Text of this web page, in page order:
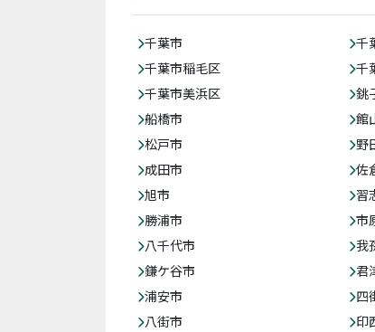
千葉市 千
千葉市稲毛区
千
千葉市美浜区
銚
船橋市
館
松戸市
野
成田市
佐
旭市
習
勝浦市
市
八千代市
我
鎌ケ谷市
君
浦安市
四
八街市
印